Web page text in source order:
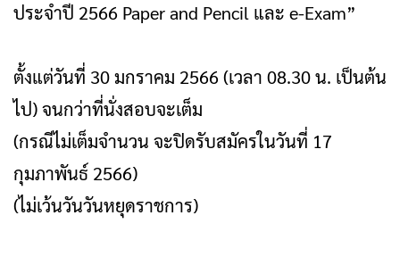
ประจำปี 2566 Paper and Pencil และ e-Exam”
ตั้งแต่วันที่ 30 มกราคม 2566 (เวลา 08.30 น. เป็นต้น
ไป) จนกว่าที่นั่งสอบจะเต็ม
(กรณีไม่เต็มจำนวน จะปิดรับสมัครในวันที่ 17
กุมภาพันธ์ 2566)
(ไม่เว้นวันวันหยุดราชการ)